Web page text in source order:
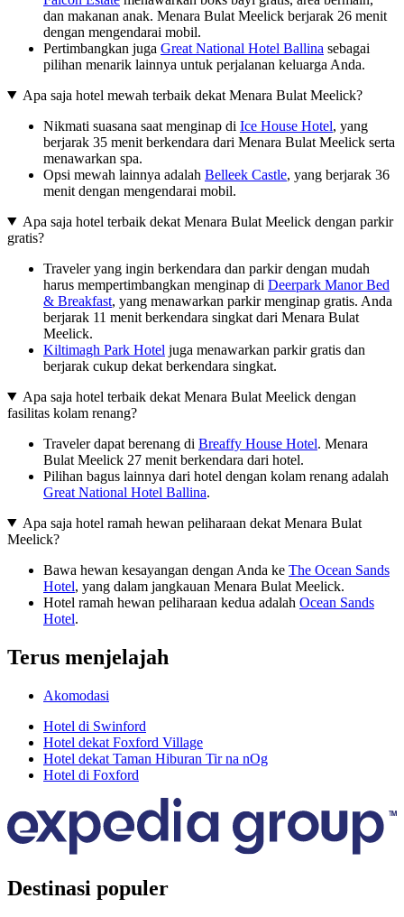
dan makanan anak. Menara Bulat Meelick berjarak 26 menit
dengan mengendarai mobil.
Pertimbangkan juga Great National Hotel Ballina sebagai
pilihan menarik lainnya untuk perjalanan keluarga Anda.
Apa saja hotel mewah terbaik dekat Menara Bulat Meelick?
Nikmati suasana saat menginap di Ice House Hotel, yang
berjarak 35 menit berkendara dari Menara Bulat Meelick serta
menawarkan spa.
Opsi mewah lainnya adalah Belleek Castle, yang berjarak 36
menit dengan mengendarai mobil.
Apa saja hotel terbaik dekat Menara Bulat Meelick dengan parkir
gratis?
Traveler yang ingin berkendara dan parkir dengan mudah
harus mempertimbangkan menginap di Deerpark Manor Bed
& Breakfast, yang menawarkan parkir menginap gratis. Anda
berjarak 11 menit berkendara singkat dari Menara Bulat
Meelick.
Kiltimagh Park Hotel juga menawarkan parkir gratis dan
berjarak cukup dekat berkendara singkat.
Apa saja hotel terbaik dekat Menara Bulat Meelick dengan
fasilitas kolam renang?
Traveler dapat berenang di Breaffy House Hotel. Menara
Bulat Meelick 27 menit berkendara dari hotel.
Pilihan bagus lainnya dari hotel dengan kolam renang adalah
Great National Hotel Ballina.
Apa saja hotel ramah hewan peliharaan dekat Menara Bulat
Meelick?
Bawa hewan kesayangan dengan Anda ke The Ocean Sands
Hotel, yang dalam jangkauan Menara Bulat Meelick.
Hotel ramah hewan peliharaan kedua adalah Ocean Sands
Hotel.
Terus menjelajah
Akomodasi
Hotel di Swinford
Hotel dekat Foxford Village
Hotel dekat Taman Hiburan Tir na nOg
Hotel di Foxford
Destinasi populer